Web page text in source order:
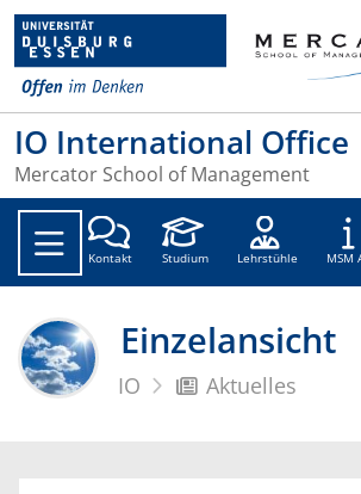
IO International Office
Mercator School of Management
Kontakt Studium Lehrstühle MSM
Einzelansicht
IO Aktuelles